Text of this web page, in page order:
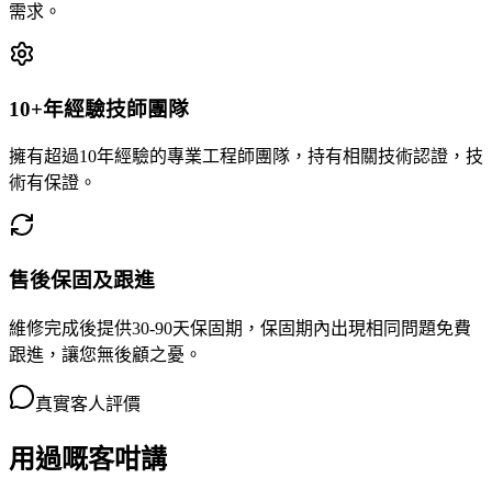
需求。
10+年經驗技師團隊
擁有超過10年經驗的專業工程師團隊，持有相關技術認證，技
術有保證。
售後保固及跟進
維修完成後提供30-90天保固期，保固期內出現相同問題免費
跟進，讓您無後顧之憂。
真實客人評價
用過嘅客咁講